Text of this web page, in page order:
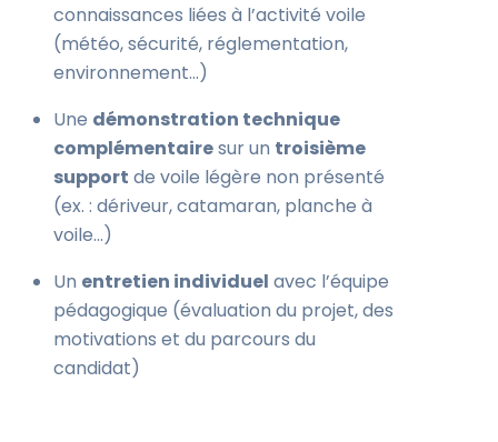
connaissances liées à l’activité voile
(météo, sécurité, réglementation,
environnement…)
Une démonstration technique
complémentairesur un troisième
support de voile légère non présenté
(ex. : dériveur, catamaran, planche à
voile…)
Un entretien individuel avec l’équipe
pédagogique (évaluation du projet, des
motivations et du parcours du
candidat)